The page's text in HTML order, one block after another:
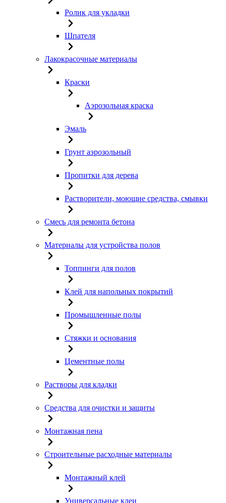
Ролик для укладки
Шпателя
Лакокрасочные материалы
Краски
Аэрозольная краска
Эмаль
Грунт аэрозольный
Пропитки для дерева
Растворители, моющие средства, смывки
Смесь для ремонта бетона
Материалы для устройства полов
Топпинги для полов
Клей для напольных покрытий
Промышленные полы
Стяжки и основания
Цементные полы
Растворы для кладки
Средства для очистки и защиты
Монтажная пена
Строительные расходные материалы
Монтажный клей
Универсальные клеи